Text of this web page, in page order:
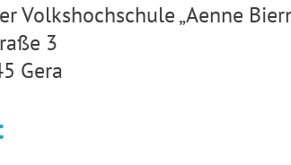
Volkshochschule „Aenne
3
Gera